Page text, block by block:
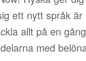
ett nytt språk
allt på en
med